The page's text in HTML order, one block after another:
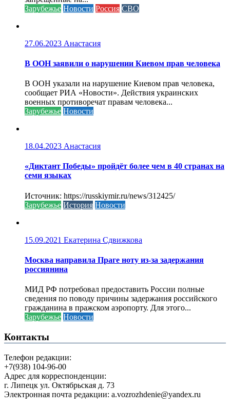
Зарубежье Новости Россия СВО
27.06.2023 Анастасия
В ООН заявили о нарушении Киевом прав человека
В ООН указали на нарушение Киевом прав человека,
сообщает РИА «Новости». Действия украинских
военных противоречат правам человека...
Зарубежье Новости
18.04.2023 Анастасия
«Диктант Победы» пройдёт более чем в 40 странах на
семи языках
Источник: https://russkiymir.ru/news/312425/
Зарубежье История Новости
15.09.2021 Екатерина Сдвижкова
Москва направила Праге ноту из-за задержания
россиянина
МИД РФ потребовал предоставить России полные
сведения по поводу причины задержания российского
гражданина в пражском аэропорту. Для этого...
Зарубежье Новости
Контакты
Телефон редакции:
+7(938) 104-96-00
Адрес для корреспонденции:
г. Липецк ул. Октябрьская д. 73
Электронная почта редакции: a.vozrozhdenie@yandex.ru